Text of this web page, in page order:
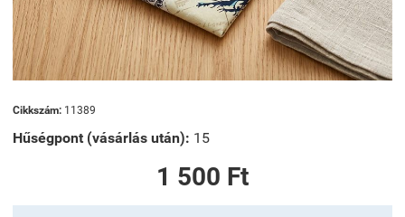
Cikkszám: 11389
Hűségpont (vásárlás után): 15
1 500 Ft